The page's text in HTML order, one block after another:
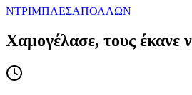
ΝΤΡΙΜΠΛΕΣΑΠΟΛΛΩΝ
Χαμογέλασε, τους έκανε